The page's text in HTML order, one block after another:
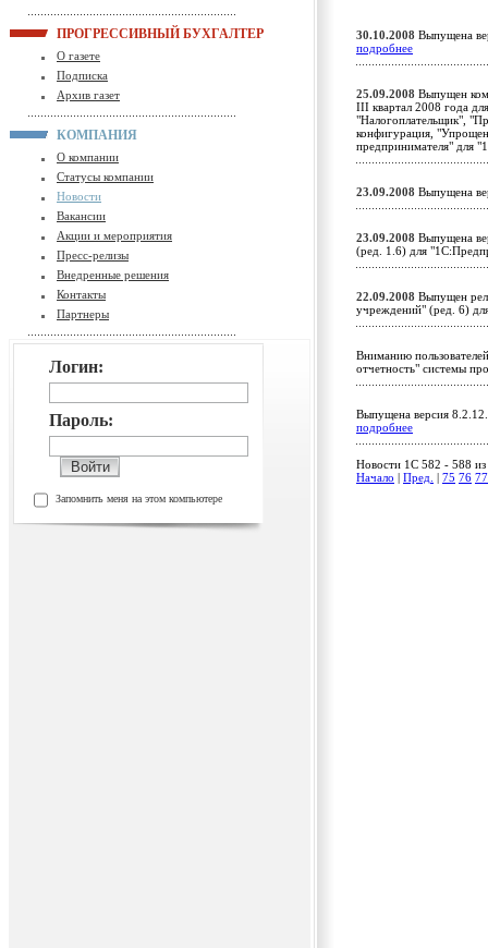
ПРОГРЕССИВНЫЙ БУХГАЛТЕР
О газете
Подписка
Архив газет
КОМПАНИЯ
О компании
Статусы компании
Новости
Вакансии
Акции и мероприятия
Пресс-релизы
Внедренные решения
Контакты
Партнеры
Логин:
Пароль:
Запомнить меня на этом компьютере
30.10.2008 Выпущена
подробнее
25.09.2008 Выпущен
III квартал 2008 года
"Налогоплательщик",
конфигурация,
предпринимателя" для
23.09.2008 Выпущена
23.09.2008 Выпущена
(ред. 1.6) для
22.09.2008 Выпущен
учреждений" (ред. 6)
Вниманию
отчетность" системы
Выпущена версия
подробнее
Новости 1C 582 - 588
Начало
Пред. 75 76 77